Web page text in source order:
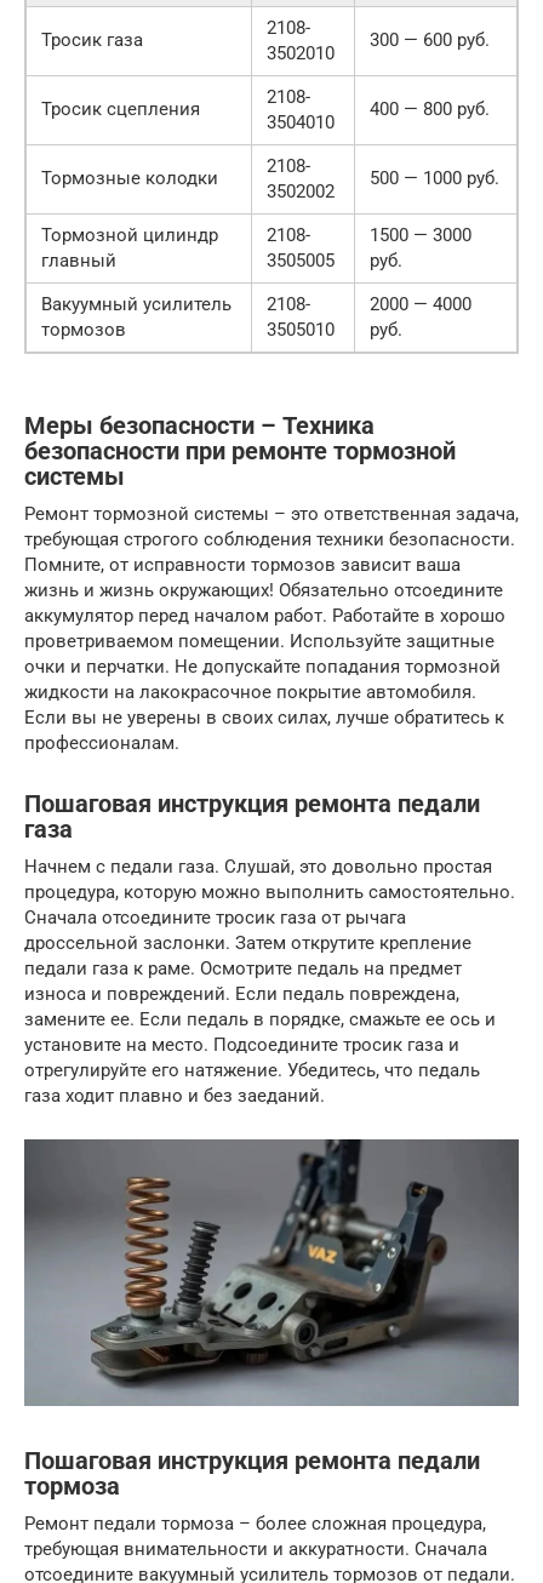
Тросик газа
2108-
3502010
300 — 600 руб.
Тросик сцепления
2108-
3504010
400 — 800 руб.
Тормозные колодки
2108-
3502002
500 — 1000 руб.
Тормозной цилиндр
главный
2108-
3505005
1500 — 3000
руб.
Вакуумный усилитель
тормозов
2108-
3505010
2000 — 4000
руб.
Меры безопасности – Техника
безопасности при ремонте тормозной
системы
Ремонт тормозной системы – это ответственная задача,
требующая строгого соблюдения техники безопасности.
Помните, от исправности тормозов зависит ваша
жизнь и жизнь окружающих! Обязательно отсоедините
аккумулятор перед началом работ. Работайте в хорошо
проветриваемом помещении. Используйте защитные
очки и перчатки. Не допускайте попадания тормозной
жидкости на лакокрасочное покрытие автомобиля.
Если вы не уверены в своих силах, лучше обратитесь к
профессионалам.
Пошаговая инструкция ремонта педали
газа
Начнем с педали газа. Слушай, это довольно простая
процедура, которую можно выполнить самостоятельно.
Сначала отсоедините тросик газа от рычага
дроссельной заслонки. Затем открутите крепление
педали газа к раме. Осмотрите педаль на предмет
износа и повреждений. Если педаль повреждена,
замените ее. Если педаль в порядке, смажьте ее ось и
установите на место. Подсоедините тросик газа и
отрегулируйте его натяжение. Убедитесь, что педаль
газа ходит плавно и без заеданий.
Пошаговая инструкция ремонта педали
тормоза
Ремонт педали тормоза – более сложная процедура,
требующая внимательности и аккуратности. Сначала
отсоедините вакуумный усилитель тормозов от педали.